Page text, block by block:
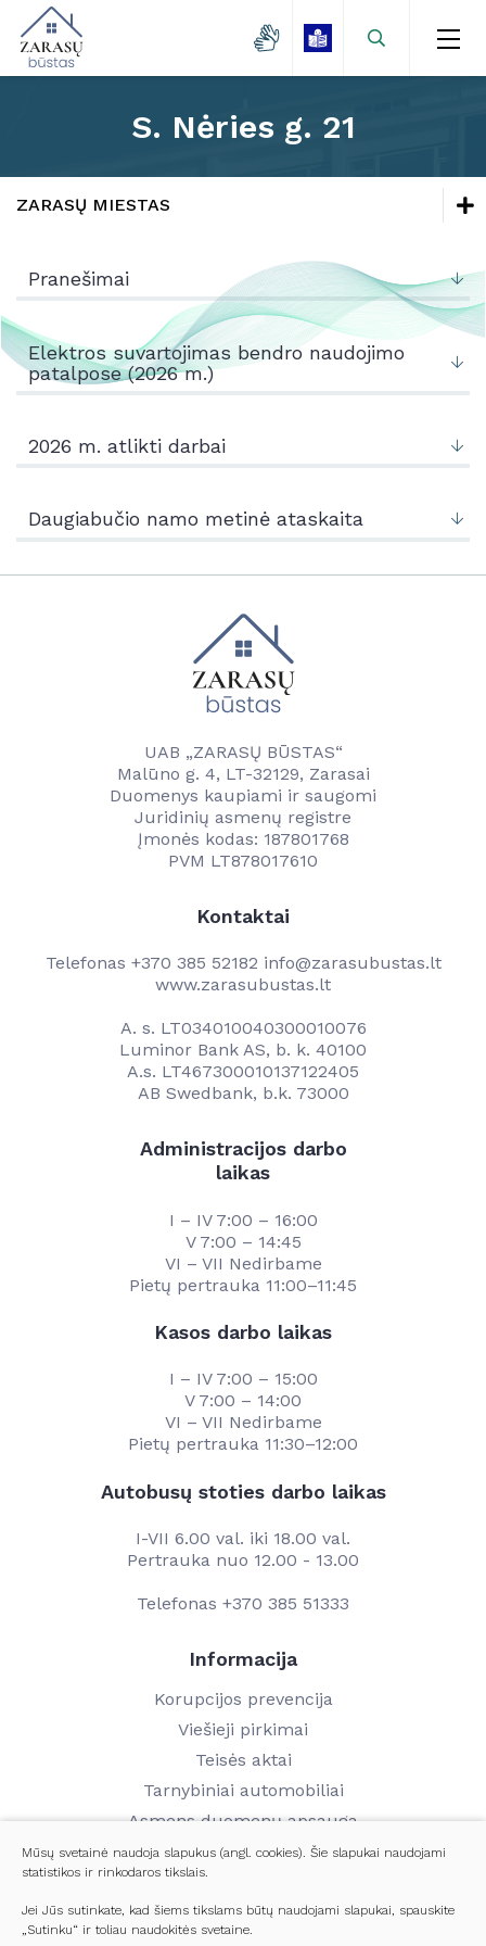
Naujienos
Zarasų miestas
Mokamų paslaugų kainos
Projektai
Kontaktai
Vandentvarkos skyrius
Savitarna
Kainos
Kontaktai
Transporto ir komunalinio ūkio skyrius
Paslaugos
Naudinga informacija
Kontaktai
Darbuotojams
Kontaktai
S. Nėries g. 21
ZARASŲ MIESTAS
Kaimo gyvenvietės
Lėšų kaupimas
Kontaktai
Pranešimai
Elektros suvartojimas bendro naudojimo
patalpose (2026 m.)
2026 m. atlikti darbai
Daugiabučio namo metinė ataskaita
UAB „ZARASŲ BŪSTAS“
Malūno g. 4, LT-32129, Zarasai
Duomenys kaupiami ir saugomi
Juridinių asmenų registre
Įmonės kodas: 187801768
PVM LT878017610
Kontaktai
Telefonas +370 385 52182 info@zarasubustas.lt
www.zarasubustas.lt
A. s. LT034010040300010076
Luminor Bank AS, b. k. 40100
A.s. LT467300010137122405
AB Swedbank, b.k. 73000
Administracijos darbo
laikas
I – IV 7:00 – 16:00
V 7:00 – 14:45
VI – VII Nedirbame
Pietų pertrauka 11:00–11:45
Kasos darbo laikas
I – IV 7:00 – 15:00
V 7:00 – 14:00
VI – VII Nedirbame
Pietų pertrauka 11:30–12:00
Autobusų stoties darbo laikas
I-VII 6.00 val. iki 18.00 val.
Pertrauka nuo 12.00 - 13.00
Telefonas +370 385 51333
Informacija
Korupcijos prevencija
Viešieji pirkimai
Teisės aktai
Tarnybiniai automobiliai
Asmens duomenų apsauga
Finansinių ataskaitų rinkiniai
Darbo užmokestis
Kontaktai
Mūsų svetainė naudoja slapukus (angl. cookies). Šie slapukai naudojami
statistikos ir rinkodaros tikslais.
Jei Jūs sutinkate, kad šiems tikslams būtų naudojami slapukai, spauskite
„Sutinku“ ir toliau naudokitės svetaine.